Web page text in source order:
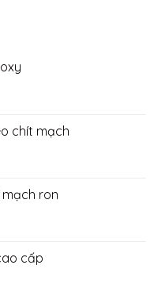
chít mạch
ron
cấp